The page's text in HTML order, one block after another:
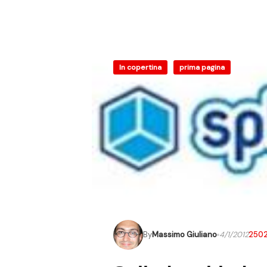
In copertina prima pagina
ByMassimo Giuliano 4/1/2012